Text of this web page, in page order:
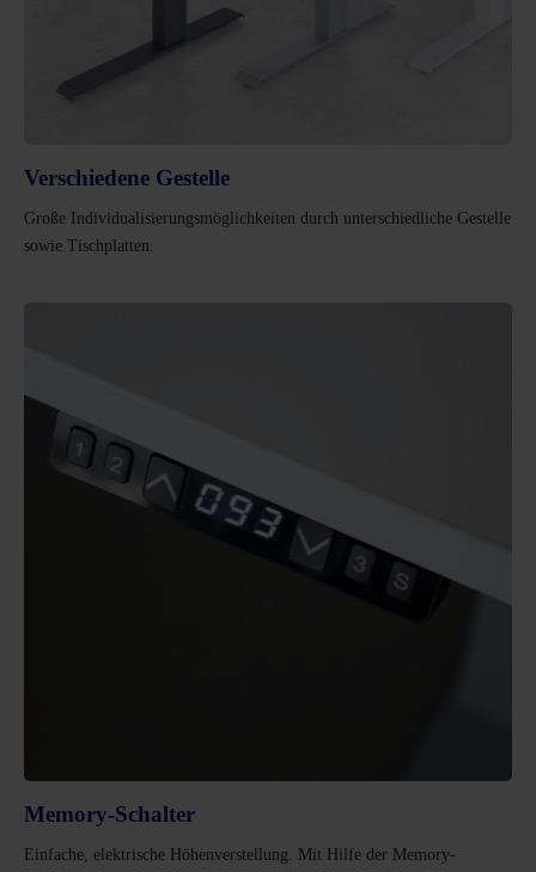
Verschiedene Gestelle
Große Individualisierungsmöglichkeiten durch unterschiedliche Gestelle
sowie Tischplatten.
Memory-Schalter
Einfache, elektrische Höhenverstellung. Mit Hilfe der Memory-